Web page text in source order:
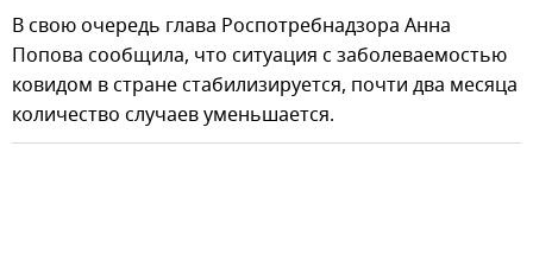
В свою очередь глава Роспотребнадзора Анна
Попова сообщила, что ситуация с заболеваемостью
ковидом в стране стабилизируется, почти два месяца
количество случаев уменьшается.